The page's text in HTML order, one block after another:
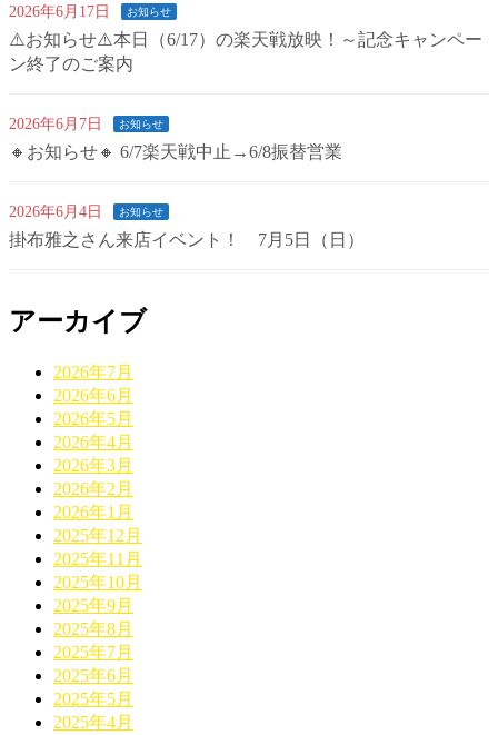
2026年6月17日 お知らせ
⚠️お知らせ⚠️本日（6/17）の楽天戦放映！～記念キャンペー
ン終了のご案内
2026年6月7日 お知らせ
🔸お知らせ🔸 6/7楽天戦中止→6/8振替営業
2026年6月4日 お知らせ
掛布雅之さん来店イベント！ 7月5日（日）
アーカイブ
2026年7月
2026年6月
2026年5月
2026年4月
2026年3月
2026年2月
2026年1月
2025年12月
2025年11月
2025年10月
2025年9月
2025年8月
2025年7月
2025年6月
2025年5月
2025年4月